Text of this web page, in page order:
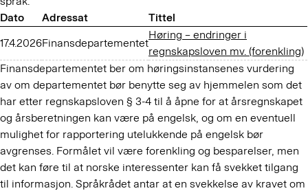
Dato
Adressat
Tittel
17.4.2026Finansdepartementet
Høring – endringer i
regnskapsloven mv. (forenkling)
Finansdepartementet ber om høringsinstansenes vurdering
av om departementet bør benytte seg av hjemmelen som det
har etter regnskapsloven § 3-4 til å åpne for at årsregnskapet
og årsberetningen kan være på engelsk, og om en eventuell
mulighet for rapportering utelukkende på engelsk bør
avgrenses. Formålet vil være forenkling og besparelser, men
det kan føre til at norske interessenter kan få svekket tilgang
til informasjon. Språkrådet antar at en svekkelse av kravet om